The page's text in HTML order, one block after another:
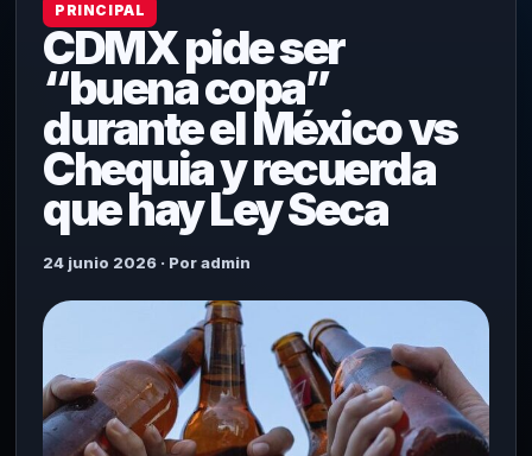
PRINCIPAL
CDMX pide ser
“buena copa”
durante el México vs
Chequia y recuerda
que hay Ley Seca
24 junio 2026 · Por admin